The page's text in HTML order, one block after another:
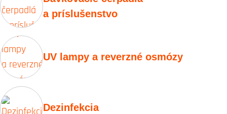
a príslušenstvo
UV lampy a reverzné osmózy
Dezinfekcia